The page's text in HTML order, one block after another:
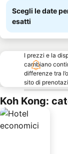
Scegli le date
esatti
I prezzi e la
cambiano
differenze tra
sito di
Koh Kong: